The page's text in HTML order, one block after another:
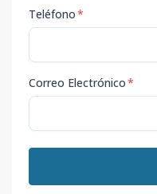
Teléfono*
Correo Electrónico*